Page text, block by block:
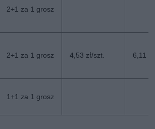
2+1 za 1 grosz
2+1 za 1 grosz 4,53 zł/szt. 6,11
1+1 za 1 grosz